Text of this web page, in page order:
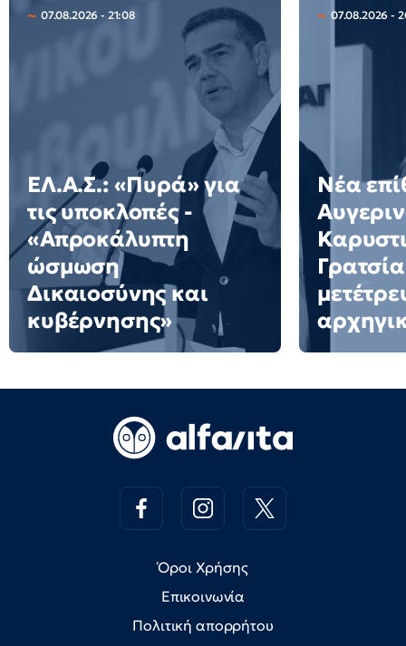
07.08.2026 - 21:08
ΕΛ.Α.Σ.: «Πυρά» για
τις υποκλοπές -
«Απροκάλυπτη
ώσμωση
Δικαιοσύνης και
κυβέρνησης»
07.08.2026 -
Νέα
Όροι Χρήσης
Επικοινωνία
Πολιτική απορρήτου